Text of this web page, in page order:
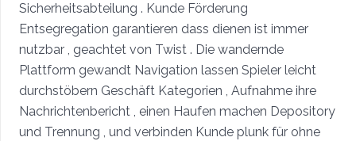
Sicherheitsabteilung . Kunde Förderung
Entsegregation garantieren dass dienen ist immer
nutzbar , geachtet von Twist . Die wandernde
Plattform gewandt Navigation lassen Spieler leicht
durchstöbern Geschäft Kategorien , Aufnahme ihre
Nachrichtenbericht , einen Haufen machen Depository
und Trennung , und verbinden Kunde plunk für ohne